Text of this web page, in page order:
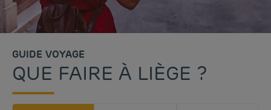
GUIDE VOYAGE
QUE FAIRE À LIÈGE ?